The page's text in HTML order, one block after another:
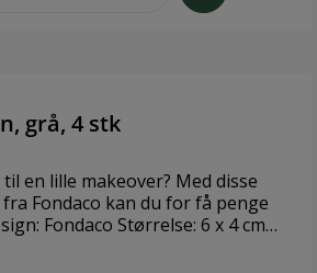
grå, 4 stk
en lille makeover? Med disse
Fondaco kan du for få penge